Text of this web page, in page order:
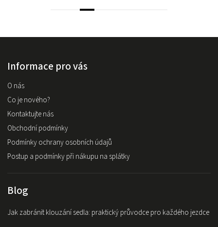
Informace pro vás
O nás
Co je nového?
Kontaktujte nás
Obchodní podmínky
Podmínky ochrany osobních údajů
Postup a podmínky při nákupu na splátky
Blog
Jak zabránit klouzání sedla: praktický průvodce pro každého jezdce